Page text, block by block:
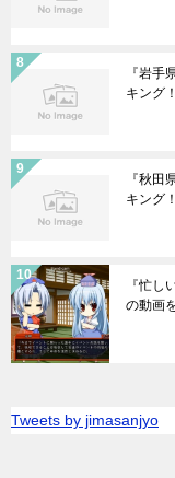
『岩
キング！
『秋
キング！
『忙
の動画
Tweets by jimasanjyo